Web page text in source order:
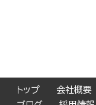
トップ 会社概要